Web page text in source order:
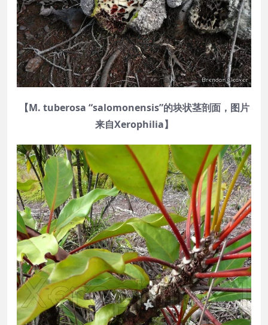
【M. tuberosa “salomonensis”的块状茎剖面，图片
来自Xerophilia】